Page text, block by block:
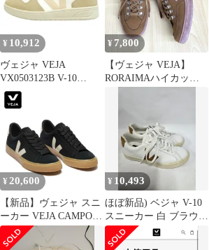
ウンユース サステナブ
ル Vマーク 靴 古着 中
古 23.5cm ★ ■■
¥ 10,912
ヴェジャ VEJA
VX0503123B V-10
CHROMEFREE
LEATHER クロムフリ
ーレザー スエード ロー
カットスニーカー ベー
ジュ系 ホワイト系
28cm【新古品】【未使
用】【中古】
¥ 7,800
【ヴェジャ VEJA】
RORAIMAハイカット
¥ 20,600
【新品】ヴェジャ スニ
ーカー VEJA CAMPO
BOLD SUEDE べジャ
カンポボールドスエー
¥ 10,493
ほぼ新品) ベジャ V-10
スニーカー 白 ブラウン
220